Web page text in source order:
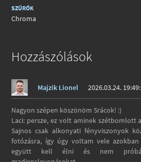
SZŰRŐK
Chroma
Hozzászólások
Majzik Lionel 2026.03.24.
Nagyon szépen köszönöm Srácok! :)
Laci: persze, ez volt aminek szétbomlott
Sajnos csak alkonyati fényviszonyok
fotózásra, így úgy voltam vele
együtt kell élni és nem